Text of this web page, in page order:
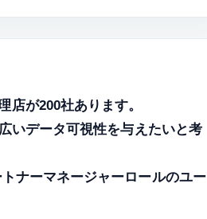
が200社あります。
いデータ可視性を与えたいと考
ナーマネージャーロールのユー